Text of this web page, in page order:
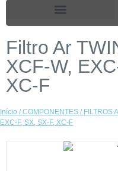
Filtro Ar
XCF-W,
XC-F
Início /COMPONENTES / FILTROS
EXC-F, SX, SX-F, XC-F